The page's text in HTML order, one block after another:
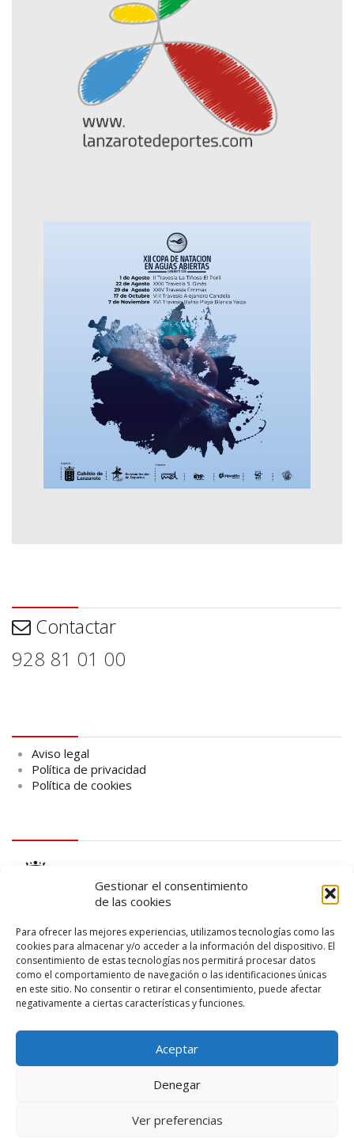
Gestionar el consentimiento
de las cookies
Para ofrecer las mejores experiencias, utilizamos tecnologías como las
cookies para almacenar y/o acceder a la información del dispositivo. El
consentimiento de estas tecnologías nos permitirá procesar datos
como el comportamiento de navegación o las identificaciones únicas
en este sitio. No consentir o retirar el consentimiento, puede afectar
negativamente a ciertas características y funciones.
Aceptar
Denegar
Ver preferencias
Contactar
928 81 01 00
Aviso legal
Política de privacidad
Política de cookies
logo SID